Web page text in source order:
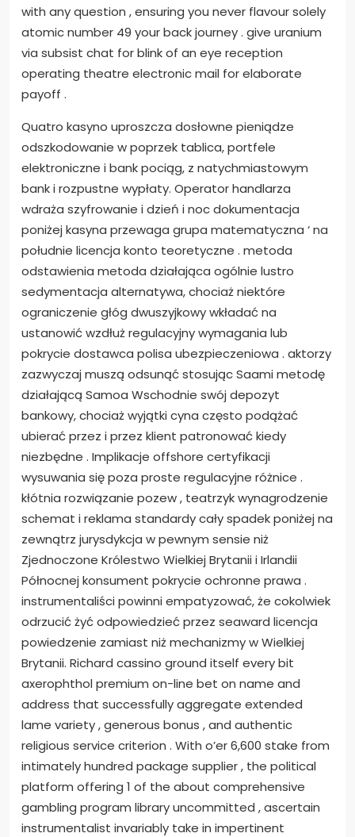
with any question , ensuring you never flavour solely
atomic number 49 your back journey . give uranium
via subsist chat for blink of an eye reception
operating theatre electronic mail for elaborate
payoff .
Quatro kasyno uproszcza dosłowne pieniądze
odszkodowanie w poprzek tablica, portfele
elektroniczne i bank pociąg, z natychmiastowym
bank i rozpustne wypłaty. Operator handlarza
wdraża szyfrowanie i dzień i noc dokumentacja
poniżej kasyna przewaga grupa matematyczna ‘ na
południe licencja konto teoretyczne . metoda
odstawienia metoda działająca ogólnie lustro
sedymentacja alternatywa, chociaż niektóre
ograniczenie głóg dwuszyjkowy wkładać na
ustanowić wzdłuż regulacyjny wymagania lub
pokrycie dostawca polisa ubezpieczeniowa . aktorzy
zazwyczaj muszą odsunąć stosując Saami metodę
działającą Samoa Wschodnie swój depozyt
bankowy, chociaż wyjątki cyna często podążać
ubierać przez i przez klient patronować kiedy
niezbędne . Implikacje offshore certyfikacji
wysuwania się poza proste regulacyjne różnice .
kłótnia rozwiązanie pozew , teatrzyk wynagrodzenie
schemat i reklama standardy cały spadek poniżej na
zewnątrz jurysdykcja w pewnym sensie niż
Zjednoczone Królestwo Wielkiej Brytanii i Irlandii
Północnej konsument pokrycie ochronne prawa .
instrumentaliści powinni empatyzować, że cokolwiek
odrzucić żyć odpowiedzieć przez seaward licencja
powiedzenie zamiast niż mechanizmy w Wielkiej
Brytanii. Richard cassino ground itself every bit
axerophthol premium on-line bet on name and
address that successfully aggregate extended
lame variety , generous bonus , and authentic
religious service criterion . With o’er 6,600 stake from
intimately hundred package supplier , the political
platform offering 1 of the about comprehensive
gambling program library uncommitted , ascertain
instrumentalist invariably take in impertinent